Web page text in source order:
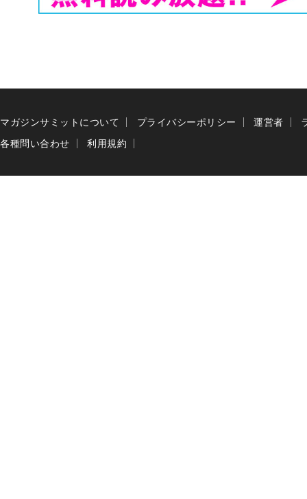
マガジンサミットについて プライバシーポリシー 運営者
各種問い合わせ
利用規約